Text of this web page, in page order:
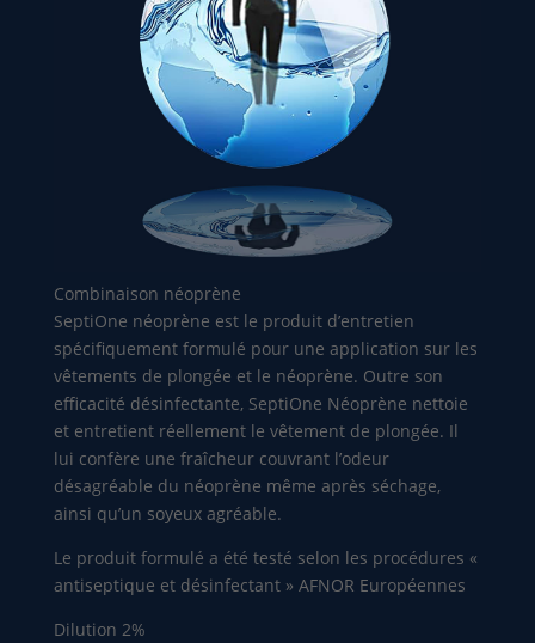
Combinaison néoprène
SeptiOne néoprène est le produit d’entretien
spécifiquement formulé pour une application sur les
vêtements de plongée et le néoprène. Outre son
efficacité désinfectante, SeptiOne Néoprène nettoie
et entretient réellement le vêtement de plongée. Il
lui confère une fraîcheur couvrant l’odeur
désagréable du néoprène même après séchage,
ainsi qu’un soyeux agréable.
Le produit formulé a été testé selon les procédures «
antiseptique et désinfectant » AFNOR Européennes
Dilution 2%